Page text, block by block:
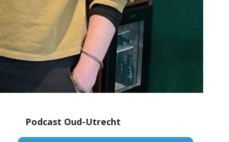
Podcast Oud-Utrecht